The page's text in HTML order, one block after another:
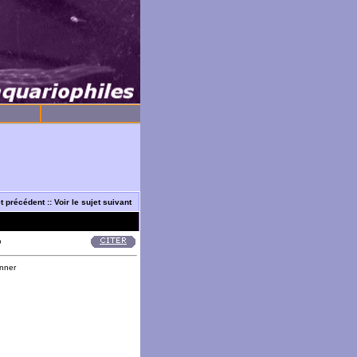
précédent:: Voir le sujet suivant